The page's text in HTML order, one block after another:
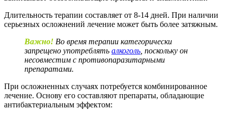
Длительность терапии составляет от 8-14 дней. При наличии
серьезных осложнений лечение может быть более затяжным.
Важно! Во время терапии категорически
запрещено употреблять алкоголь , поскольку он
несовместим с противопаразитарными
препаратами.
При осложненных случаях потребуется комбинированное
лечение. Основу его составляют препараты, обладающие
антибактериальным эффектом: